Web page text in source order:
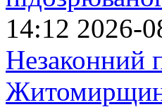
14:12 2026-
Незаконний